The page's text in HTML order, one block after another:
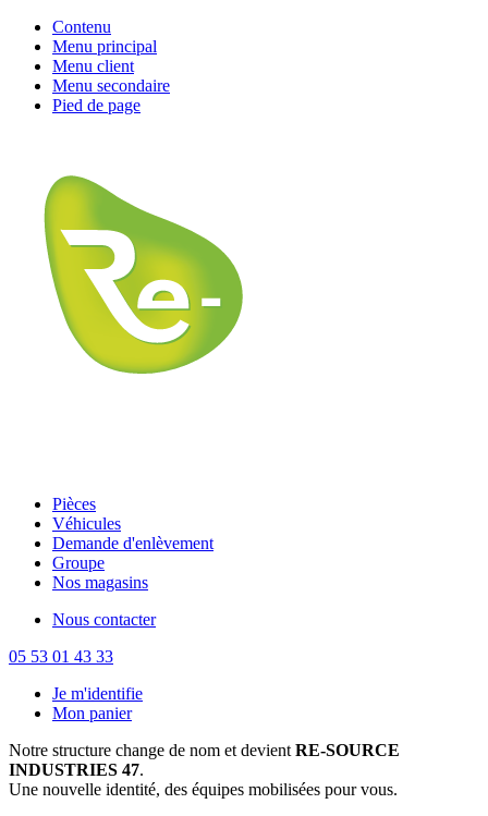
Contenu
Menu principal
Menu client
Menu secondaire
Pied de page
Pièces
Véhicules
Demande d'enlèvement
Groupe
Nos magasins
Nous contacter
05 53 01 43 33
Je m'identifie
Mon panier
Notre structure change de nom et devient RE-SOURCE
INDUSTRIES 47.
Une nouvelle identité, des équipes mobilisées pour vous.